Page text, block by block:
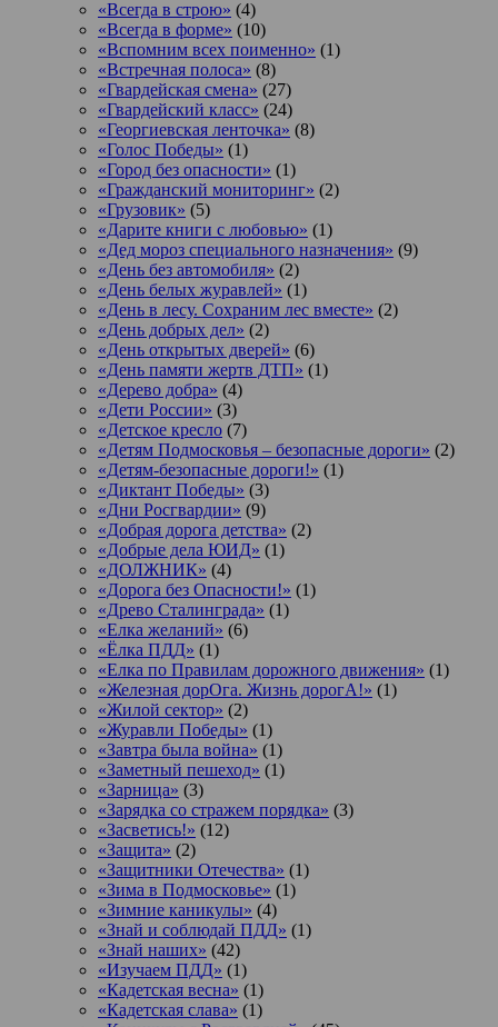
«Всегда в строю» (4)
«Всегда в форме» (10)
«Вспомним всех поименно» (1)
«Встречная полоса» (8)
«Гвардейская смена» (27)
«Гвардейский класс» (24)
«Георгиевская ленточка» (8)
«Голос Победы» (1)
«Город без опасности» (1)
«Гражданский мониторинг» (2)
«Грузовик» (5)
«Дарите книги с любовью» (1)
«Дед мороз специального назначения» (9)
«День без автомобиля» (2)
«День белых журавлей» (1)
«День в лесу. Сохраним лес вместе» (2)
«День добрых дел» (2)
«День открытых дверей» (6)
«День памяти жертв ДТП» (1)
«Дерево добра» (4)
«Дети России» (3)
«Детское кресло (7)
«Детям Подмосковья – безопасные дороги» (2)
«Детям-безопасные дороги!» (1)
«Диктант Победы» (3)
«Дни Росгвардии» (9)
«Добрая дорога детства» (2)
«Добрые дела ЮИД» (1)
«ДОЛЖНИК» (4)
«Дорога без Опасности!» (1)
«Древо Сталинграда» (1)
«Елка желаний» (6)
«Ёлка ПДД» (1)
«Елка по Правилам дорожного движения» (1)
«Железная дорОга. Жизнь дорогА!» (1)
«Жилой сектор» (2)
«Журавли Победы» (1)
«Завтра была война» (1)
«Заметный пешеход» (1)
«Зарница» (3)
«Зарядка со стражем порядка» (3)
«Засветись!» (12)
«Защита» (2)
«Защитники Отечества» (1)
«Зима в Подмосковье» (1)
«Зимние каникулы» (4)
«Знай и соблюдай ПДД» (1)
«Знай наших» (42)
«Изучаем ПДД» (1)
«Кадетская весна» (1)
«Кадетская слава» (1)